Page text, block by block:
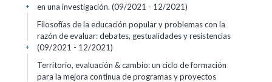
en una investigación. (09/2021 - 12/2021)
+
Filosofías de la educación popular y problemas con la
razón de evaluar: debates, gestualidades y resistencias
(09/2021 - 12/2021)
+
Territorio, evaluación & cambio: un ciclo de formación
para la mejora continua de programas y proyectos